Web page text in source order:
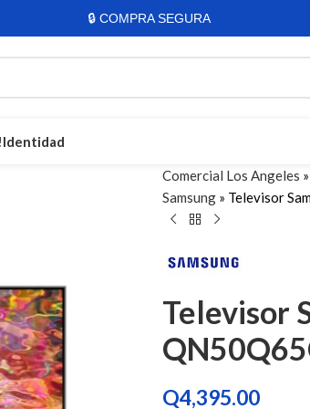
🔒 COMPRA SEGURA
Bicicletas Para
Bicicletas
Bicicletas Rali
Bicicletas
Bicicletas
Ver todas las
Identidad
Comercial Los Angeles »
Samsung» Televisor
Televisor
Q4,395.00